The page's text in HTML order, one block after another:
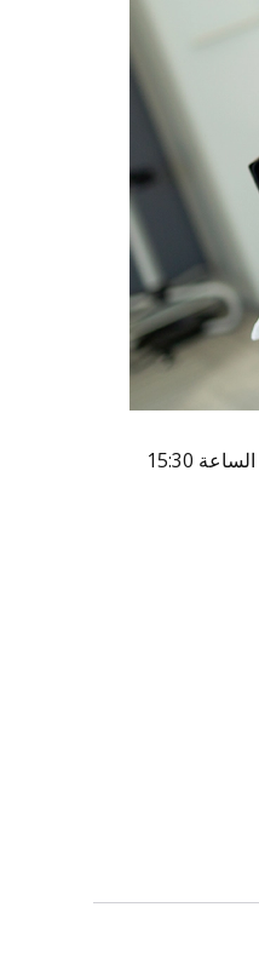
اعتبارًا من يوم الاثنين 3 فبراير، نمدد ساعات العمل في مركز العملاء وسنكون متاحين أيضًا بعد ظهر يوم الاثنين بين الساعة 15:30